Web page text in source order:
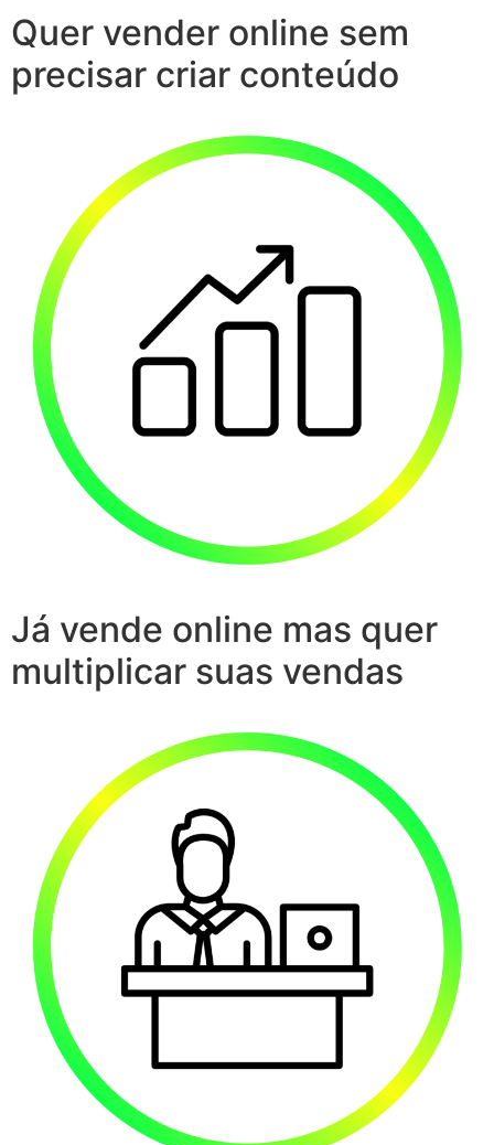
Quer vender online sem
precisar criar conteúdo
Já vende online mas quer
multiplicar suas vendas